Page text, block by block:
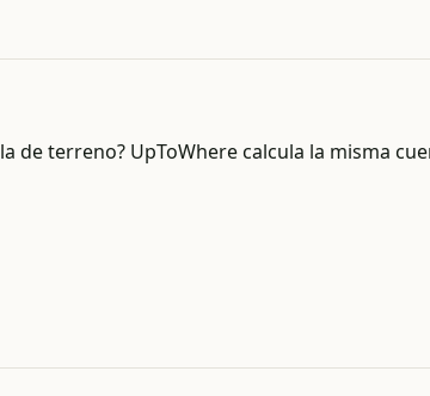
de terreno? UpToWhere calcula la misma